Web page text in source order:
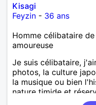
Kisagi
Feyzin - 36 ans
Homme célibataire
amoureuse
Je suis célibataire,
photos, la culture
la musique ou bien
nature timide et